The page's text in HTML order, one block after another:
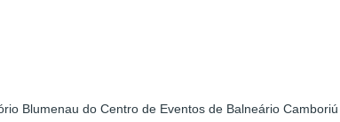
Blumenau do Centro de Eventos de Balneário